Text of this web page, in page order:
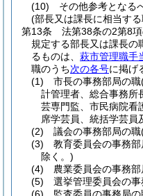
(10)
その他参考となる
(部長又は課長に相当す
第13条
法第38条の2第8
規定する部長又は課長の
るものは、 萩市管理職手
職のうち次の各号に掲げ
(1)
市長の事務部局の職
計管理者、総合事務所
芸専門監、市民病院看
席学芸員、統括学芸員
(2)
議会の事務部局の職
(3)
教育委員会の事務
除く。)
(4)
農業委員会の事務
(5)
選挙管理委員会の